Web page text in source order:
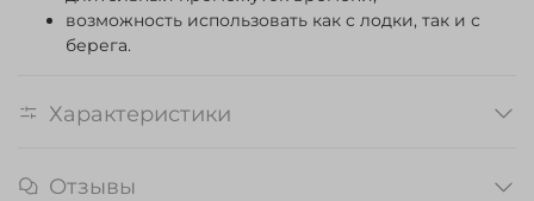
возможность использовать как с лодки, так и с
берега.
Характеристики
Отзывы